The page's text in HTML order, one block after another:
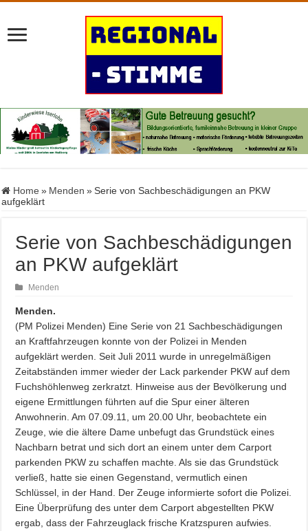
Home » Menden » Serie von Sachbeschädigungen an PKW
aufgeklärt
Serie von Sachbeschädigungen
an PKW aufgeklärt
Menden
Menden.
(PM Polizei Menden) Eine Serie von 21 Sachbeschädigungen
an Kraftfahrzeugen konnte von der Polizei in Menden
aufgeklärt werden. Seit Juli 2011 wurde in unregelmäßigen
Zeitabständen immer wieder der Lack parkender PKW auf dem
Fuchshöhlenweg zerkratzt. Hinweise aus der Bevölkerung und
eigene Ermittlungen führten auf die Spur einer älteren
Anwohnerin. Am 07.09.11, um 20.00 Uhr, beobachtete ein
Zeuge, wie die ältere Dame unbefugt das Grundstück eines
Nachbarn betrat und sich dort an einem unter dem Carport
parkenden PKW zu schaffen machte. Als sie das Grundstück
verließ, hatte sie einen Gegenstand, vermutlich einen
Schlüssel, in der Hand. Der Zeuge informierte sofort die Polizei.
Eine Überprüfung des unter dem Carport abgestellten PKW
ergab, dass der Fahrzeuglack frische Kratzspuren aufwies.